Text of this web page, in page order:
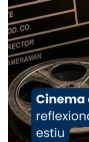
07/carmina-
espana-
Foto
View on Facebook ·
1 week ago
«Avui les
ajuden a alçar